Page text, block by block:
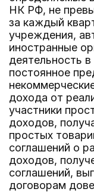
НК РФ, не
за каждый
учреждения,
иностранные
деятельность
постоянное
дохода от
участники
доходов,
простых
соглашений о
доходов,
соглашений,
договорам